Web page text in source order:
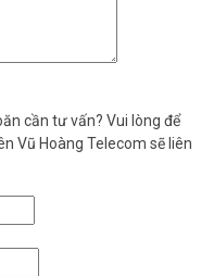
cần tư vấn? Vui lòng để
Vũ Hoàng Telecom sẽ liên